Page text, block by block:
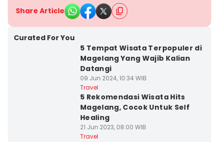
Share Article
Curated For You
5 Tempat Wisata Terpopuler di
Magelang Yang Wajib Kalian
Datangi
09 Jun 2024, 10:34 WIB
Travel
5 Rekomendasi Wisata Hits
Magelang, Cocok Untuk Self
Healing
21 Jun 2023, 08:00 WIB
Travel